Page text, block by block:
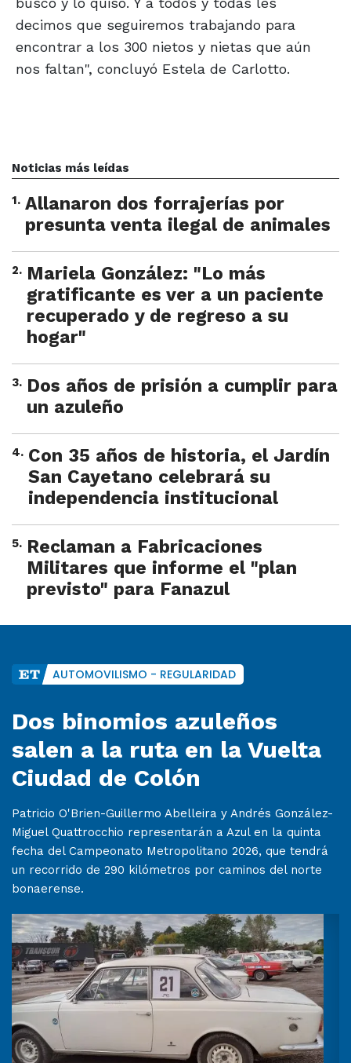
decimos que seguiremos trabajando para
encontrar a los 300 nietos y nietas que aún
nos faltan", concluyó Estela de Carlotto.
Noticias más leídas
1. Allanaron dos forrajerías por
presunta venta ilegal de animales
2. Mariela González: "Lo más
gratificante es ver a un paciente
recuperado y de regreso a su
hogar"
3. Dos años de prisión a cumplir para
un azuleño
4. Con 35 años de historia, el Jardín
San Cayetano celebrará su
independencia institucional
5. Reclaman a Fabricaciones
Militares que informe el "plan
previsto" para Fanazul
AUTOMOVILISMO - REGULARIDAD
Dos binomios azuleños
salen a la ruta en la Vuelta
Ciudad de Colón
Patricio O'Brien-Guillermo Abelleira y Andrés González-
Miguel Quattrocchio representarán a Azul en la quinta
fecha del Campeonato Metropolitano 2026, que tendrá
un recorrido de 290 kilómetros por caminos del norte
bonaerense.